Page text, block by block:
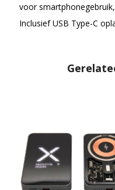
voor
Inclusief USB Type-C